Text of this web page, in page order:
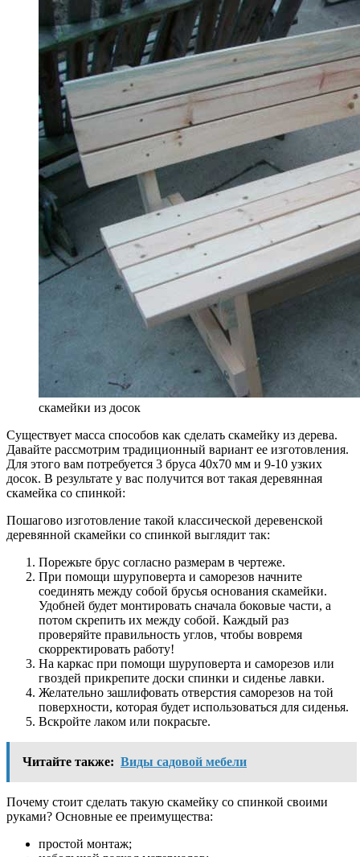
скамейки из досок
Существует масса способов как сделать скамейку из дерева.
Давайте рассмотрим традиционный вариант ее изготовления.
Для этого вам потребуется 3 бруса 40х70 мм и 9-10 узких
досок. В результате у вас получится вот такая деревянная
скамейка со спинкой:
Пошагово изготовление такой классической деревенской
деревянной скамейки со спинкой выглядит так:
Порежьте брус согласно размерам в чертеже.
При помощи шуруповерта и саморезов начните
соединять между собой брусья основания скамейки.
Удобней будет монтировать сначала боковые части, а
потом скрепить их между собой. Каждый раз
проверяйте правильность углов, чтобы вовремя
скорректировать работу!
На каркас при помощи шуруповерта и саморезов или
гвоздей прикрепите доски спинки и сиденье лавки.
Желательно зашлифовать отверстия саморезов на той
поверхности, которая будет использоваться для сиденья.
Вскройте лаком или покрасьте.
Читайте также: Виды садовой мебели
Почему стоит сделать такую скамейку со спинкой своими
руками? Основные ее преимущества:
простой монтаж;